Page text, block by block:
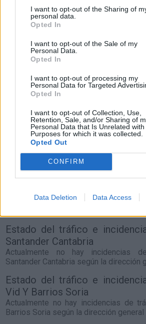
I want to opt-out of the Sharing of
personal data.
Opted In
I want to opt-out of the Sale of my
Personal Data.
Opted In
I want to opt-out of processing my
Personal Data for Targeted
Opted In
I want to opt-out of Collection, Use,
Retention, Sale, and/or Sharing of
Personal Data that Is Unrelated
Purposes for which it was collected.
Opted Out
CONFIRM
Data Deletion Data Access
Resumen de datos de la ruta
Tipo dePrecio
Gasolina 95
0,00€ 20 l.-
0,00€
28
Gasolina 98 0,00€
0,00€
Gasoil 0,00€ 20l.-
0,00€
Bio diesel 0,00€ 20l.-
Estado del tráfico e
Santander Cantabria
Actualmente no hay incidencias
Santander Cantabria según la dirección
Estado del tráfico e
Vid Y Barrios Soria
Actualmente no hay incidencias de
Barrios Soria según la dirección